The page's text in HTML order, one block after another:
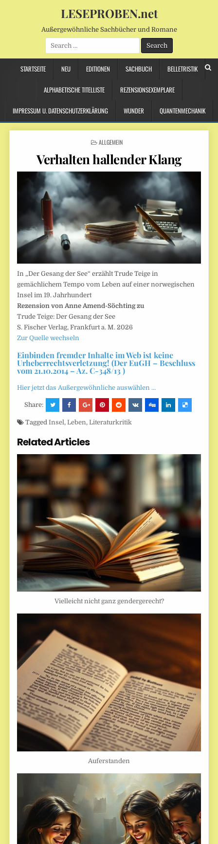
LESEPROBEN.net
Außergewöhnliche Sachbücher und Romane
Search
for:
STARTSEITE NEU EDITIONEN SACHBUCH BELLETRISTIK
ALPHABETISCHE TITELLISTE REZENSIONSEXEMPLARE
IMPRESSUM U. DATENSCHUTZERKLÄRUNG WUNDER QUANTENMECHANIK
POSTED
ALLGEMEIN
Verhalten hallender Klang
In „Der Gesang der See“ erzählt Trude Teige in
gemächlichem Tempo vom Leben auf einer norwegischen
Insel im 19. Jahrhundert
Rezension von Anne Amend-Söchting zu
Trude Teige: Der Gesang der See
S. Fischer Verlag, Frankfurt a. M. 2026
Zur Quelle wechseln
Einbinden fremder Inhalte im Web ist keine
Urheberrechtsverletzung! (Der EuGH – Beschluss
vom 21.10.2014 – Az. C-348/13 )
Hier jetzt das Außergewöhnliche auswählen …
Share:
TaggedInsel,Leben,Literaturkritik
Related Articles
Vielleicht nicht ganz gendergerecht?
Auferstanden